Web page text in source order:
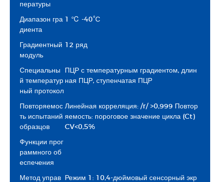
пературы
Диапазон гра
диента
1 ℃ -40°С
Градиентный
модуль
12 ряд
Специальны
й температур
ный протокол
ПЦР с температурным градиентом, длин
ная ПЦР, ступенчатая ПЦР
Повторяемос
ть испытаний
образцов
Линейная корреляция: /r/ >0,999 Повтор
яемость: пороговое значение цикла (Ct)
CV<0,5%
Функции прог
раммного об
еспечения
Метод управ
Режим 1: 10,4-дюймовый сенсорный экр